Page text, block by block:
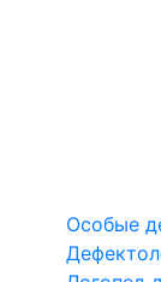
Особые